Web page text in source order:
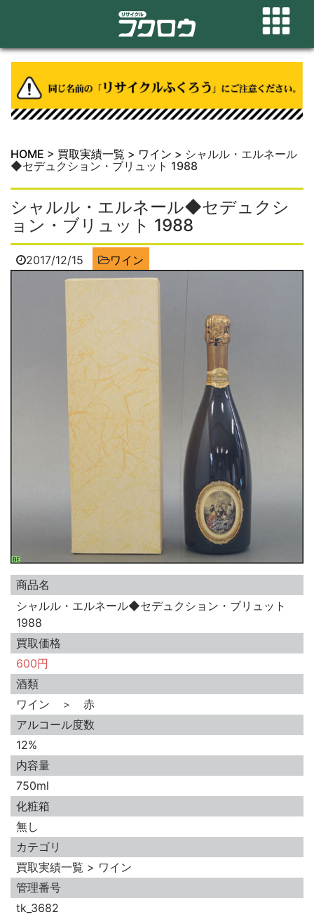
HOME > 買取実績一覧 > ワイン > シャルル・エルネール
◆セデュクション・ブリュット 1988
シャルル・エルネール◆セデュクシ
ョン・ブリュット 1988
2017/12/15 ワイン
商品名
シャルル・エルネール◆セデュクション・ブリュット
1988
買取価格
600円
酒類
ワイン ＞ 赤
アルコール度数
12%
内容量
750ml
化粧箱
無し
カテゴリ
買取実績一覧 > ワイン
管理番号
tk_3682